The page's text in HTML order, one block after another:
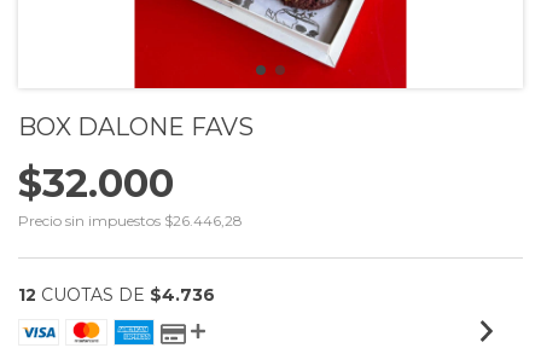
BOX DALONE FAVS
$32.000
Precio sin impuestos $26.446,28
12 CUOTAS DE $4.736